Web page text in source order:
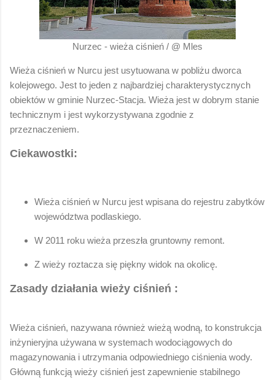
Nurzec - wieża ciśnień / @ Mles
Wieża ciśnień w Nurcu jest usytuowana w pobliżu dworca
kolejowego. Jest to jeden z najbardziej charakterystycznych
obiektów w gminie Nurzec-Stacja. Wieża jest w dobrym stanie
technicznym i jest wykorzystywana zgodnie z
przeznaczeniem.
Ciekawostki:
Wieża ciśnień w Nurcu jest wpisana do rejestru zabytków
województwa podlaskiego.
W 2011 roku wieża przeszła gruntowny remont.
Z wieży roztacza się piękny widok na okolicę.
Zasady działania wieży ciśnień :
Wieża ciśnień, nazywana również wieżą wodną, to konstrukcja
inżynieryjna używana w systemach wodociągowych do
magazynowania i utrzymania odpowiedniego ciśnienia wody.
Główną funkcją wieży ciśnień jest zapewnienie stabilnego